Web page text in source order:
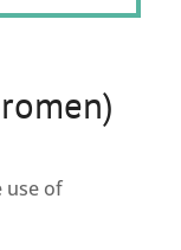
use of